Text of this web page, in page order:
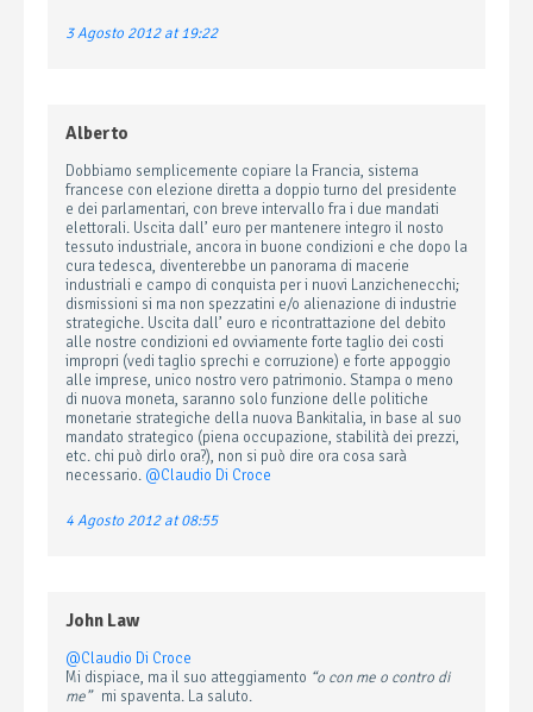
3 Agosto 2012 at 19:22
Alberto
Dobbiamo semplicemente copiare la Francia, sistema
francese con elezione diretta a doppio turno del presidente
e dei parlamentari, con breve intervallo fra i due mandati
elettorali. Uscita dall’ euro per mantenere integro il nosto
tessuto industriale, ancora in buone condizioni e che dopo la
cura tedesca, diventerebbe un panorama di macerie
industriali e campo di conquista per i nuovi Lanzichenecchi;
dismissioni si ma non spezzatini e/o alienazione di industrie
strategiche. Uscita dall’ euro e ricontrattazione del debito
alle nostre condizioni ed ovviamente forte taglio dei costi
impropri (vedi taglio sprechi e corruzione) e forte appoggio
alle imprese, unico nostro vero patrimonio. Stampa o meno
di nuova moneta, saranno solo funzione delle politiche
monetarie strategiche della nuova Bankitalia, in base al suo
mandato strategico (piena occupazione, stabilità dei prezzi,
etc. chi può dirlo ora?), non si può dire ora cosa sarà
necessario. @Claudio Di Croce
4 Agosto 2012 at 08:55
John Law
@Claudio Di Croce
Mi dispiace, ma il suo atteggiamento “o con me o contro di
me” mi spaventa. La saluto.